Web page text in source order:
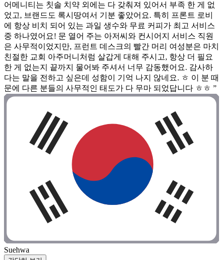
어메니티는 칫솔 치약 외에는 다 갖춰져 있어서 부족 한 게 없
었고, 브랜드도 록시땅여서 기분 좋았어요. 특히 프론트 로비
에 항상 비치 되어 있는 과일 생수와 무료 커피가 최고 서비스
중 하나였어요! 문 열어 주는 아저씨와 컨시어지 서비스 직원
은 사무적이었지만, 프런트 데스크의 빨간 머리 여성분은 마치
친절한 교회 아주머니처럼 살갑게 대해 주시고, 항상 더 필요
한 게 없는지 끝까지 물어봐 주셔서 너무 감동했어요. 감사하
다는 말을 전하고 싶은데 성함이 기억 나지 않네요. ㅎ 이 분 때
문에 다른 분들의 사무적인 태도가 다 무마 되었답니다 ㅎㅎ ”
Suehwa